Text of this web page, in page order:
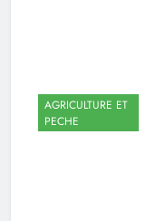
AGRICULTURE ET
PECHE